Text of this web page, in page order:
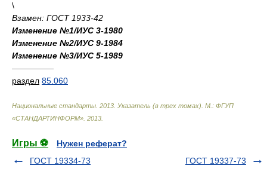
\
Взамен: ГОСТ 1933-42
Изменение №1/ИУС 3-1980
Изменение №2/ИУС 9-1984
Изменение №3/ИУС 5-1989
—————
раздел 85.060
Национальные стандарты. 2013. Указатель (в трех томах). М.: ФГУП
«СТАНДАРТИНФОРМ» 2013
Игры ⚽
Нужен реферат?
ГОСТ 19334-73
ГОСТ 19337-73